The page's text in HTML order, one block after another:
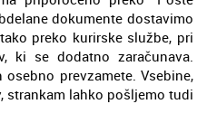
dokumente dostavimo
preko kurirske službe, pri
ki se dodatno zaračunava.
prevzamete. Vsebine,
strankam lahko pošljemo tudi